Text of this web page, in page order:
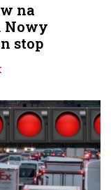
na
Nowy
stop